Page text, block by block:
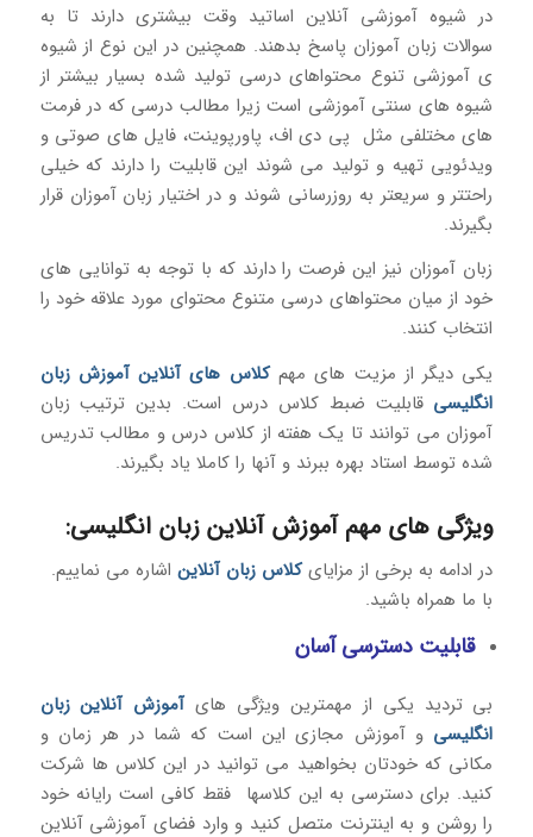
در شیوه آموزشی آنلاین اساتید وقت بیشتری دارند تا به
سوالات زبان آموزان پاسخ بدهند. همچنین در این نوع از شیوه
ی آموزشی تنوع محتواهای درسی تولید شده بسیار بیشتر از
شیوه های سنتی آموزشی است زیرا مطالب درسی که در فرمت
های مختلفی مثل پی دی اف، پاورپوینت، فایل های صوتی و
ویدئویی تهیه و تولید می شوند این قابلیت را دارند که خیلی
راحتتر و سریعتر به روزرسانی شوند و در اختیار زبان آموزان قرار
بگیرند.
زبان آموزان نیز این فرصت را دارند که با توجه به توانایی های
خود از میان محتواهای درسی متنوع محتوای مورد علاقه خود را
انتخاب کنند.
یکی دیگر از مزیت های مهمکلاس های آنلاین آموزش زبان
انگلیسی قابلیت ضبط کلاس درس است. بدین ترتیب زبان
آموزان می توانند تا یک هفته از کلاس درس و مطالب تدریس
شده توسط استاد بهره ببرند و آنها را کاملا یاد بگیرند.
ویژگی های مهم آموزش آنلاین زبان انگلیسی:
در ادامه به برخی از مزایایکلاس زبان آنلایناشاره می نماییم.
با ما همراه باشید.
قابلیت دسترسی آسان
بی تردید یکی از مهمترین ویژگی هایآموزش آنلاین زبان
انگلیسی و آموزش مجازی این است که شما در هر زمان و
مکانی که خودتان بخواهید می توانید در این کلاس ها شرکت
کنید. برای دسترسی به این کلاسها فقط کافی است رایانه خود
را روشن و به اینترنت متصل کنید و وارد فضای آموزشی آنلاین